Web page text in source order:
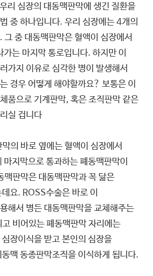
리 심장의 대동맥판막에 생긴 질환을
중 하나입니다. 우리 심장에는 4개의
그 중 대동맥판막은 혈액이 심장에서
가는 마지막 통로입니다. 하지만 이
가지 이유로 심각한 병이 발생해서
경우 어떻게 해야할까요? 보통은 이
품으로 기계판막, 혹은 조직판막 같은
실 겁니다
의 바로 옆에는 혈액이 심장에서
마지막으로 통과하는 폐동맥판막이
맥판막은 대동맥판막과 꼭 닮은
요. ROSS수술은 바로 이
해서 병든 대동맥판막을 교체해주는
비어있는 폐동맥판막 자리에는
장이식을 받고 본인의 심장을
맥 동종판막조직을 이식하게 됩니다.